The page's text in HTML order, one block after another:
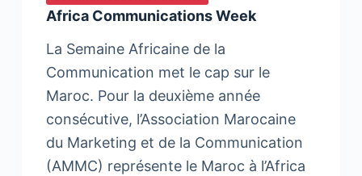
Africa Communications Week
La Semaine Africaine de la
Communication met le cap sur le
Maroc. Pour la deuxième année
consécutive, l’Association Marocaine
du Marketing et de la Communication
(AMMC) représente le Maroc à l’Africa